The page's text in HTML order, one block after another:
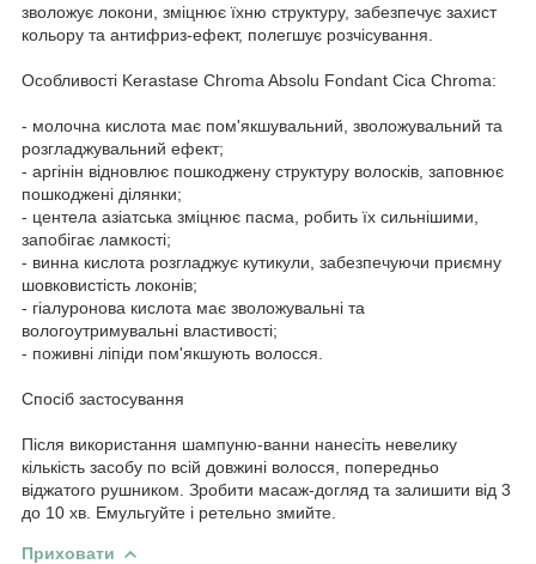
зволожує локони, зміцнює їхню структуру, забезпечує захист
кольору та антифриз-ефект, полегшує розчісування.
Особливості Kerastase Chroma Absolu Fondant Cica Chroma:
- молочна кислота має пом'якшувальний, зволожувальний та
розгладжувальний ефект;
- аргінін відновлює пошкоджену структуру волосків, заповнює
пошкоджені ділянки;
- центела азіатська зміцнює пасма, робить їх сильнішими,
запобігає ламкості;
- винна кислота розгладжує кутикули, забезпечуючи приємну
шовковистість локонів;
- гіалуронова кислота має зволожувальні та
вологоутримувальні властивості;
- поживні ліпіди пом'якшують волосся.
Спосіб застосування
Після використання шампуню-ванни нанесіть невелику
кількість засобу по всій довжині волосся, попередньо
віджатого рушником. Зробити масаж-догляд та залишити від 3
до 10 хв. Емульгуйте і ретельно змийте.
Приховати